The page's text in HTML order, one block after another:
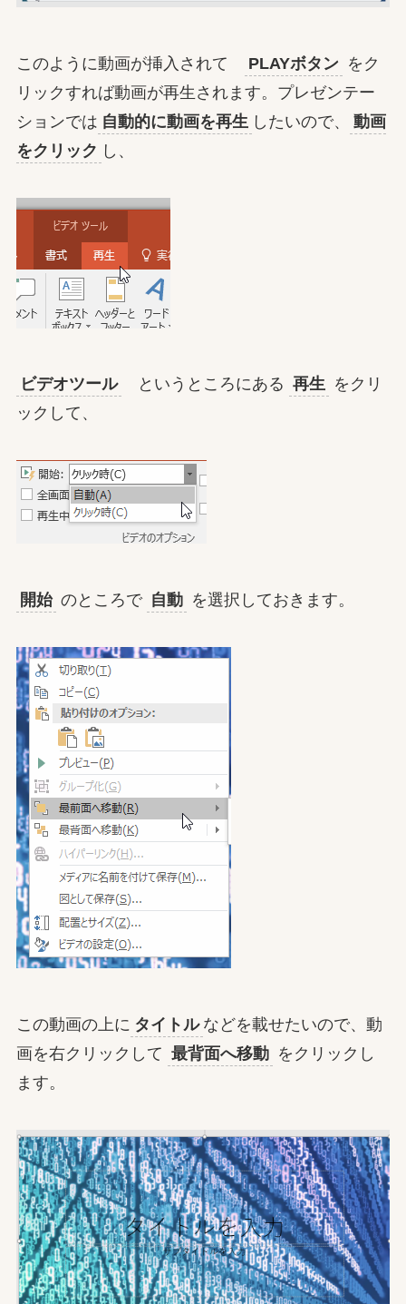
このように動画が挿入されて PLAYボタン をク
リックすれば動画が再生されます。プレゼンテー
ションでは 自動的に動画を再生 したいので、
動画
をクリック し、
ビデオツール というところにある 再生 をクリ
ックして、
開始 のところで 自動 を選択しておきます。
この動画の上に タイトル などを載せたいので、動
画を右クリックして 最背面へ移動 をクリックし
ます。